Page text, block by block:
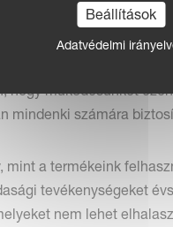
nagyon
teljes
hogy működésünket
mindenki számára
mint a termékeink
tevékenységeket
nem lehet
Beállítások
Adatvédelmi